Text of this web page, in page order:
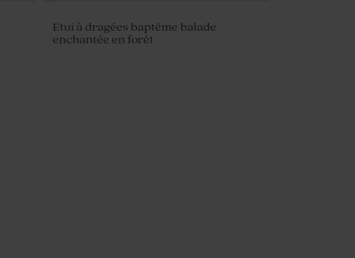
Etui à dragées baptême balade
enchantée en forêt